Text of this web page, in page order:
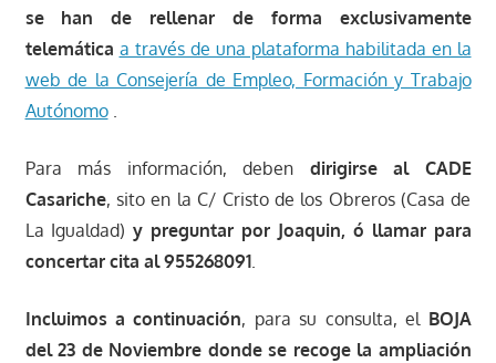
se han de rellenar de forma exclusivamente
telemática a través de una plataforma habilitada en la
web de la Consejería de Empleo, Formación y Trabajo
Autónomo.
Para más información, deben dirigirse al CADE
Casariche, sito en la C/ Cristo de los Obreros (Casa de
La Igualdad)y preguntar por Joaquin, ó llamar para
concertar cita al 955268091.
Incluimos a continuación, para su consulta, el BOJA
del 23 de Noviembre donde se recoge la ampliación